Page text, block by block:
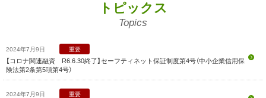
トピックス
Topics
2024年7月9日 重要
【コロナ関連融資 R6.6.30終了】セーフティネット保証制度第4号（中小企業信用保
険法第2条第5項第4号）
2024年7月9日 重要